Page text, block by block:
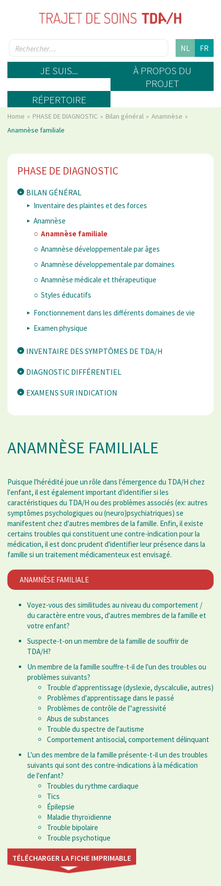
NL FR
JE SUIS...
À PROPOS DU
PROJET
RÉPERTOIRE
Home PHASE DE DIAGNOSTIC Bilan général
Anamnèse
Anamnèse familiale
PHASE DE DIAGNOSTIC
BILAN GÉNÉRAL
Inventaire des plaintes et des forces
Anamnèse
Anamnèse familiale
Anamnèse développementale par âges
Anamnèse développementale par domaines
Anamnèse médicale et thérapeutique
Styles éducatifs
Fonctionnement dans les différents domaines de vie
Examen physique
INVENTAIRE DES SYMPTÔMES DE TDA/H
DIAGNOSTIC DIFFÉRENTIEL
EXAMENS SUR INDICATION
ANAMNÈSE FAMILIALE
Puisque l'hérédité joue un rôle dans l'émergence du TDA/H chez
l'enfant, il est également important d'identifier si les
caractéristiques du TDA/H ou des problèmes associés (ex: autres
symptômes psychologiques ou (neuro)psychiatriques) se
manifestent chez d'autres membres de la famille. Enfin, il existe
certains troubles qui constituent une contre-indication pour la
médication, il est donc prudent d'identifier leur présence dans la
famille si un traitement médicamenteux est envisagé.
ANAMNÈSE FAMILIALE
Voyez-vous des similitudes au niveau du comportement /
du caractère entre vous, d'autres membres de la famille et
votre enfant?
Suspecte-t-on un membre de la famille de souffrir de
TDA/H?
Un membre de la famille souffre-t-il de l'un des troubles ou
problèmes suivants?
Trouble d'apprentissage (dyslexie, dyscalculie, autres)
Problèmes d'apprentissage dans le passé
Problèmes de contrôle de l''agressivité
Abus de substances
Trouble du spectre de l'autisme
Comportement antisocial, comportement délinquant
L'un des membre de la famille présente-t-il un des troubles
suivants qui sont des contre-indications à la médication
de l'enfant?
Troubles du rythme cardiaque
Tics
Épilepsie
Maladie thyroïdienne
Trouble bipolaire
Trouble psychotique
TÉLÉCHARGER LA FICHE IMPRIMABLE